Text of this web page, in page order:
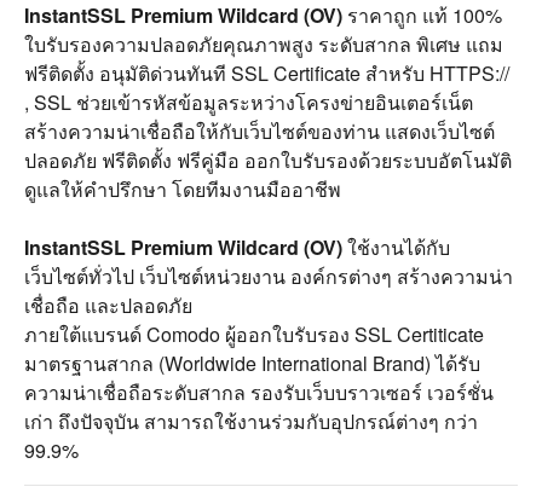
InstantSSL Premium Wildcard (OV) ราคาถูก แท้ 100%
ใบรับรองความปลอดภัยคุณภาพสูง ระดับสากล พิเศษ แถม
ฟรีติดตั้ง อนุมัติด่วนทันที SSL Certificate สำหรับ HTTPS://
, SSL ช่วยเข้ารหัสข้อมูลระหว่างโครงข่ายอินเตอร์เน็ต
สร้างความน่าเชื่อถือให้กับเว็บไซต์ของท่าน แสดงเว็บไซต์
ปลอดภัย ฟรีติดตั้ง ฟรีคู่มือ ออกใบรับรองด้วยระบบอัตโนมัติ
ดูแลให้คำปรึกษา โดยทีมงานมืออาชีพ
InstantSSL Premium Wildcard (OV)ใช้งานได้กับ
เว็บไซต์ทั่วไป เว็บไซต์หน่วยงาน องค์กรต่างๆ สร้างความน่า
เชื่อถือ และปลอดภัย
ภายใต้แบรนด์ Comodo ผู้ออกใบรับรอง SSL Certiticate
มาตรฐานสากล (Worldwide International Brand) ได้รับ
ความน่าเชื่อถือระดับสากล รองรับเว็บบราวเซอร์ เวอร์ชั่น
เก่า ถึงปัจจุบัน สามารถใช้งานร่วมกับอุปกรณ์ต่างๆ กว่า
99.9%